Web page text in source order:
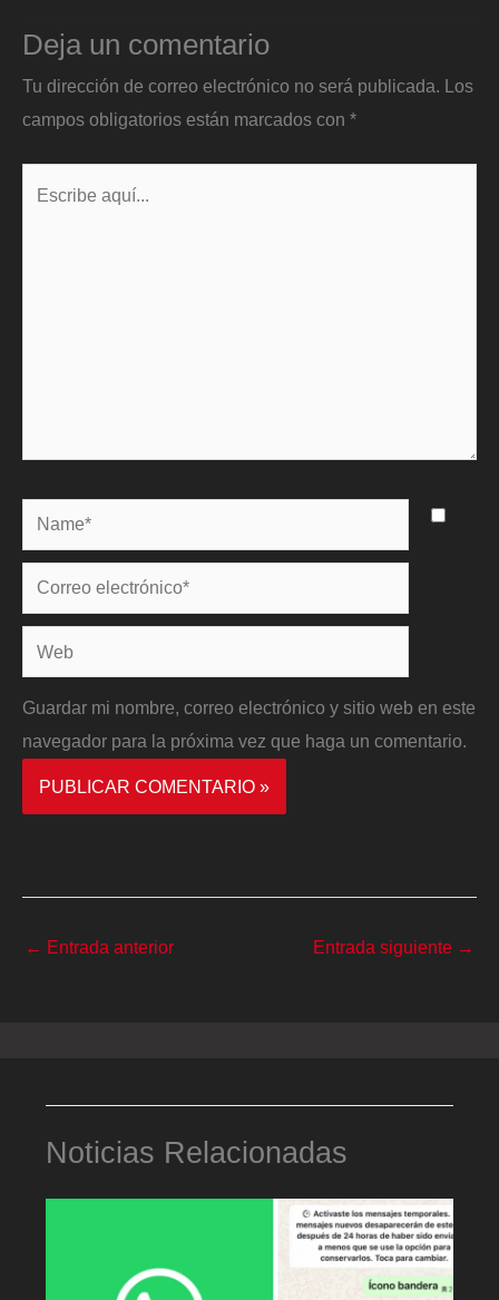
Deja un comentario
Tu dirección de correo electrónico no será publicada. Los
campos obligatorios están marcados con *
Name*
Correo
electrónico*
Web
Guardar mi nombre, correo electrónico y sitio web en este
navegador para la próxima vez que haga un comentario.
← Entrada anterior Entrada siguiente →
Noticias Relacionadas